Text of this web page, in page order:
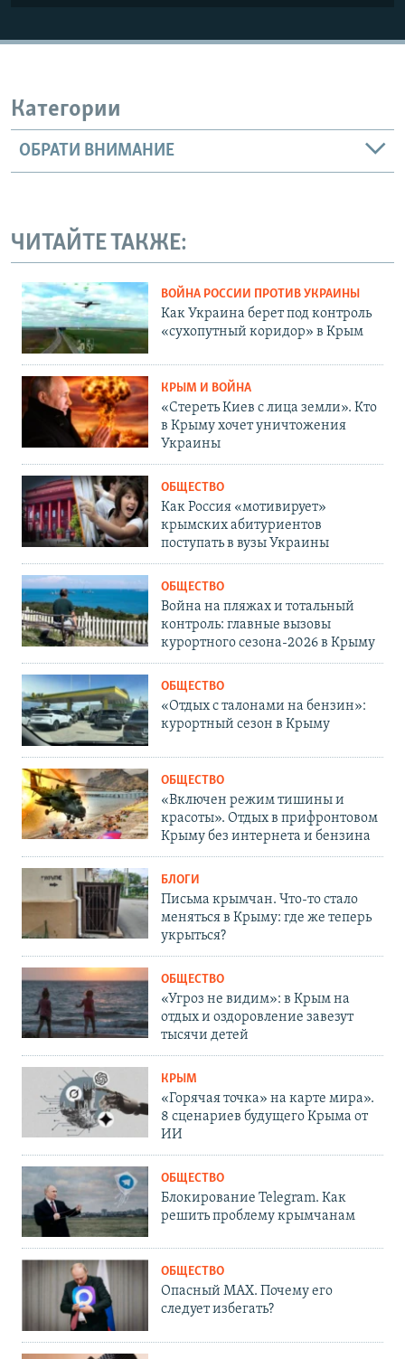
Категории
ОБРАТИ ВНИМАНИЕ
ЧИТАЙТЕ ТАКЖЕ:
ВОЙНА РОССИИ ПРОТИВ УКРАИНЫ
Как Украина берет под контроль
«сухопутный коридор» в Крым
КРЫМ И ВОЙНА
«Стереть Киев с лица земли». Кто
в Крыму хочет уничтожения
Украины
ОБЩЕСТВО
Как Россия «мотивирует»
крымских абитуриентов
поступать в вузы Украины
ОБЩЕСТВО
Война на пляжах и тотальный
контроль: главные вызовы
курортного сезона-2026 в Крыму
ОБЩЕСТВО
«Отдых с талонами на бензин»:
курортный сезон в Крыму
ОБЩЕСТВО
«Включен режим тишины и
красоты». Отдых в прифронтовом
Крыму без интернета и бензина
БЛОГИ
Письма крымчан. Что-то стало
меняться в Крыму: где же теперь
укрыться?
ОБЩЕСТВО
«Угроз не видим»: в Крым на
отдых и оздоровление завезут
тысячи детей
КРЫМ
«Горячая точка» на карте мира».
8 сценариев будущего Крыма от
ИИ
ОБЩЕСТВО
Блокирование Telegram. Как
решить проблему крымчанам
ОБЩЕСТВО
Опасный MAX. Почему его
следует избегать?